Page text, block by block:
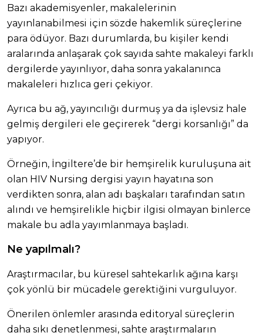
Bazı akademisyenler, makalelerinin
yayınlanabilmesi için sözde hakemlik süreçlerine
para ödüyor. Bazı durumlarda, bu kişiler kendi
aralarında anlaşarak çok sayıda sahte makaleyi farklı
dergilerde yayınlıyor, daha sonra yakalanınca
makaleleri hızlıca geri çekiyor.
Ayrıca bu ağ, yayıncılığı durmuş ya da işlevsiz hale
gelmiş dergileri ele geçirerek “dergi korsanlığı” da
yapıyor.
Örneğin, İngiltere’de bir hemşirelik kuruluşuna ait
olan HIV Nursing dergisi yayın hayatına son
verdikten sonra, alan adı başkaları tarafından satın
alındı ve hemşirelikle hiçbir ilgisi olmayan binlerce
makale bu adla yayımlanmaya başladı.
Ne yapılmalı?
Araştırmacılar, bu küresel sahtekarlık ağına karşı
çok yönlü bir mücadele gerektiğini vurguluyor.
Önerilen önlemler arasında editoryal süreçlerin
daha sıkı denetlenmesi, sahte araştırmaların